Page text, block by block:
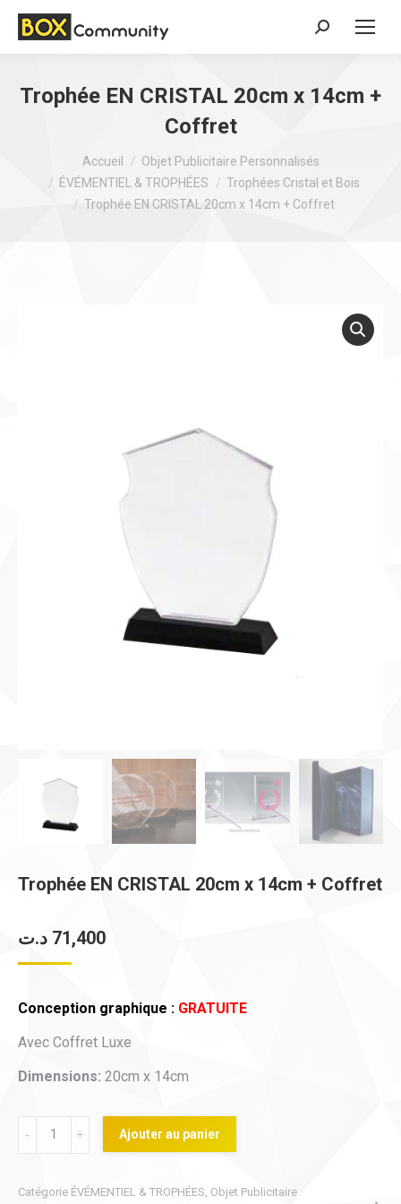
Search:
Trophée EN CRISTAL 20cm x 14cm +
Coffret
Vous êtes ici :Accueil
Objet Publicitaire Personnalisés
ÉVÉMENTIEL & TROPHÉES
Trophées Cristal et Bois
Trophée EN CRISTAL 20cm x 14cm + Coffret
Trophée EN CRISTAL 20cm x 14cm + Coffret
71,400 د.ت
Conception graphique : GRATUITE
Avec Coffret Luxe
Dimensions: 20cm x 14cm
Trophée
Ajouter au panier
Catégorie ÉVÉMENTIEL & TROPHÉES Objet Publicitaire